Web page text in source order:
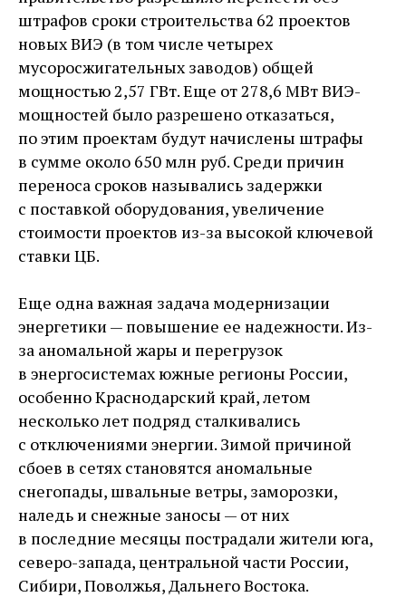
штрафов сроки строительства 62 проектов
новых ВИЭ (в том числе четырех
мусоросжигательных заводов) общей
мощностью 2,57 ГВт. Еще от 278,6 МВт ВИЭ-
мощностей было разрешено отказаться,
по этим проектам будут начислены штрафы
в сумме около 650 млн руб. Среди причин
переноса сроков назывались задержки
с поставкой оборудования, увеличение
стоимости проектов из-за высокой ключевой
ставки ЦБ.
Еще одна важная задача модернизации
энергетики — повышение ее надежности. Из-
за аномальной жары и перегрузок
в энергосистемах южные регионы России,
особенно Краснодарский край, летом
несколько лет подряд сталкивались
с отключениями энергии. Зимой причиной
сбоев в сетях становятся аномальные
снегопады, швальные ветры, заморозки,
наледь и снежные заносы — ​от них
в последние месяцы пострадали жители юга,
северо-­запада, центральной части России,
Сибири, Поволжья, Дальнего Востока.